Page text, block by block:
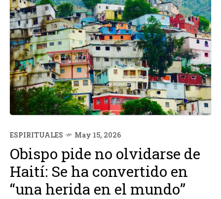
ESPIRITUALES May 15, 2026
Obispo pide no olvidarse de
Haití: Se ha convertido en
“una herida en el mundo”